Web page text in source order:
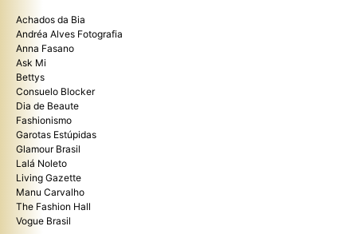
Achados da Bia
Andréa Alves Fotografia
Anna Fasano
Ask Mi
Bettys
Consuelo Blocker
Dia de Beaute
Fashionismo
Garotas Estúpidas
Glamour Brasil
Lalá Noleto
Living Gazette
Manu Carvalho
The Fashion Hall
Vogue Brasil